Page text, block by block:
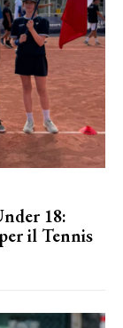
18:
il Tennis